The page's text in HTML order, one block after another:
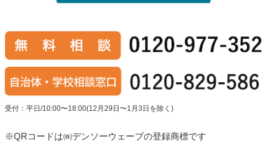
受付：平日/10:00〜18:00(12月29日〜1月3日を除く)
※QRコードは㈱デンソーウェーブの登録商標です